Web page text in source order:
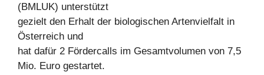
(BMLUK) unterstützt
gezielt den Erhalt der biologischen Artenvielfalt in
Österreich und
hat dafür 2 Fördercalls im Gesamtvolumen von 7,5
Mio. Euro gestartet.